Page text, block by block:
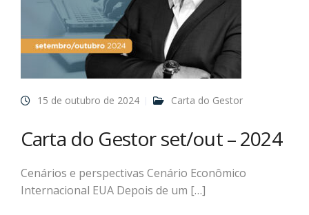
15 de outubro de 2024 Carta do Gestor
Carta do Gestor set/out – 2024
Cenários e perspectivas Cenário Econômico
Internacional EUA Depois de um […]